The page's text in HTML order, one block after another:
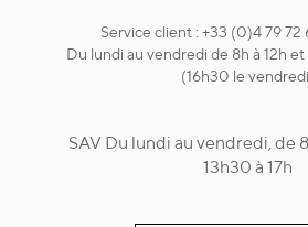
Service client : +33 (0)4 79 72
Du lundi au vendredi de 8h à 12h
(16h30 le
SAV Du lundi au vendredi, de
13h30 à 17h